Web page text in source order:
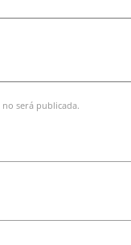
será publicada.